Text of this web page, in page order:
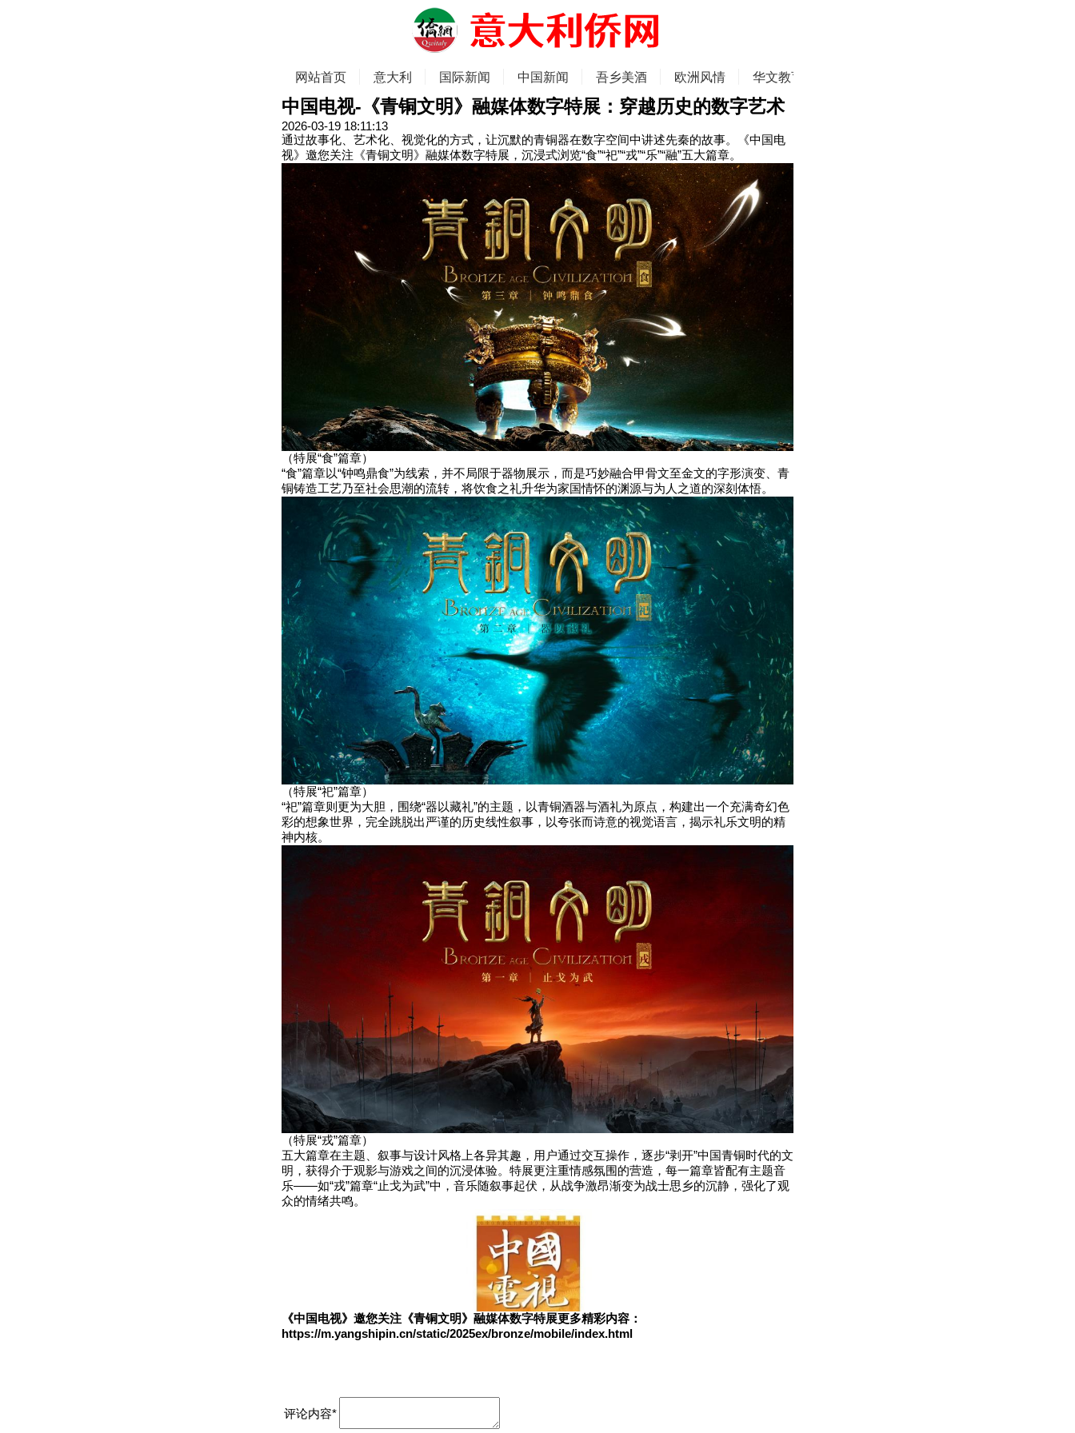
网站首页 意大利 国际新闻 中国新闻 吾乡美酒 欧洲风情 华文教育
中国电视-《青铜文明》融媒体数字特展：穿越历史的数字艺术
2026-03-19 18:11:13
通过故事化、艺术化、视觉化的方式，让沉默的青铜器在数字空间中讲述先秦的故事。《中国电
视》邀您关注《青铜文明》融媒体数字特展，沉浸式浏览“食”“祀”“戎”“乐”“融”五大篇章。
（特展“食”篇章）
“食”篇章以“钟鸣鼎食”为线索，并不局限于器物展示，而是巧妙融合甲骨文至金文的字形演变、青
铜铸造工艺乃至社会思潮的流转，将饮食之礼升华为家国情怀的渊源与为人之道的深刻体悟。
（特展“祀”篇章）
“祀”篇章则更为大胆，围绕“器以藏礼”的主题，以青铜酒器与酒礼为原点，构建出一个充满奇幻色
彩的想象世界，完全跳脱出严谨的历史线性叙事，以夸张而诗意的视觉语言，揭示礼乐文明的精
神内核。
（特展“戎”篇章）
五大篇章在主题、叙事与设计风格上各异其趣，用户通过交互操作，逐步“剥开”中国青铜时代的文
明，获得介于观影与游戏之间的沉浸体验。特展更注重情感氛围的营造，每一篇章皆配有主题音
乐——如“戎”篇章“止戈为武”中，音乐随叙事起伏，从战争激昂渐变为战士思乡的沉静，强化了观
众的情绪共鸣。
《中国电视》邀您关注《青铜文明》融媒体数字特展更多精彩内容：
https://m.yangshipin.cn/static/2025ex/bronze/mobile/index.html
评论内容*